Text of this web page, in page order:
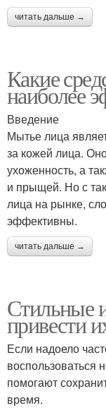
читать дальше →
Какие
наиболее
Введение
Мытье лица
за кожей лица.
ухоженность, а
и прыщей. Но с
лица на рынке,
эффективны.
читать дальше →
Стильные
привести
Если надоело
воспользоваться
помогают
время.